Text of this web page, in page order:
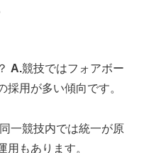
A.競技ではフォアボー
採用が多い傾向です。
同一競技内では統一が原
用もあります。